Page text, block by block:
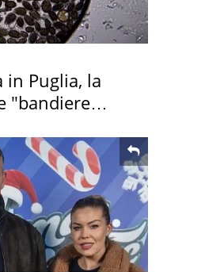
in Puglia, la
"bandiere